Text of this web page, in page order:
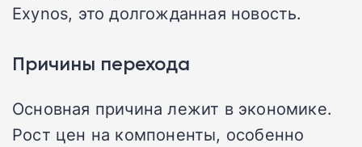
Exynos, это долгожданная новость.
Причины перехода
Основная причина лежит в экономике.
Рост цен на компоненты, особенно